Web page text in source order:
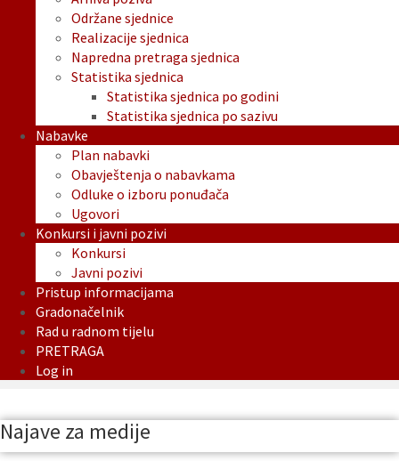
Održane sjednice
Realizacije sjednica
Napredna pretraga sjednica
Statistika sjednica
Statistika sjednica po godini
Statistika sjednica po sazivu
Nabavke
Plan nabavki
Obavještenja o nabavkama
Odluke o izboru ponuđača
Ugovori
Konkursi i javni pozivi
Konkursi
Javni pozivi
Pristup informacijama
Gradonačelnik
Rad u radnom tijelu
PRETRAGA
Log in
Najave za medije